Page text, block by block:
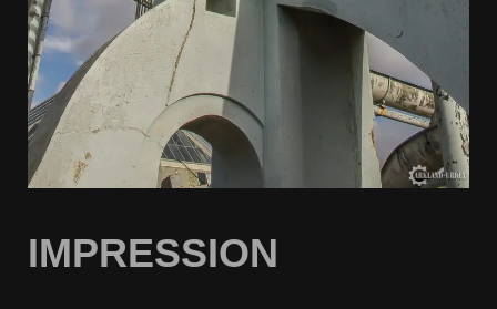
IMPRESSION